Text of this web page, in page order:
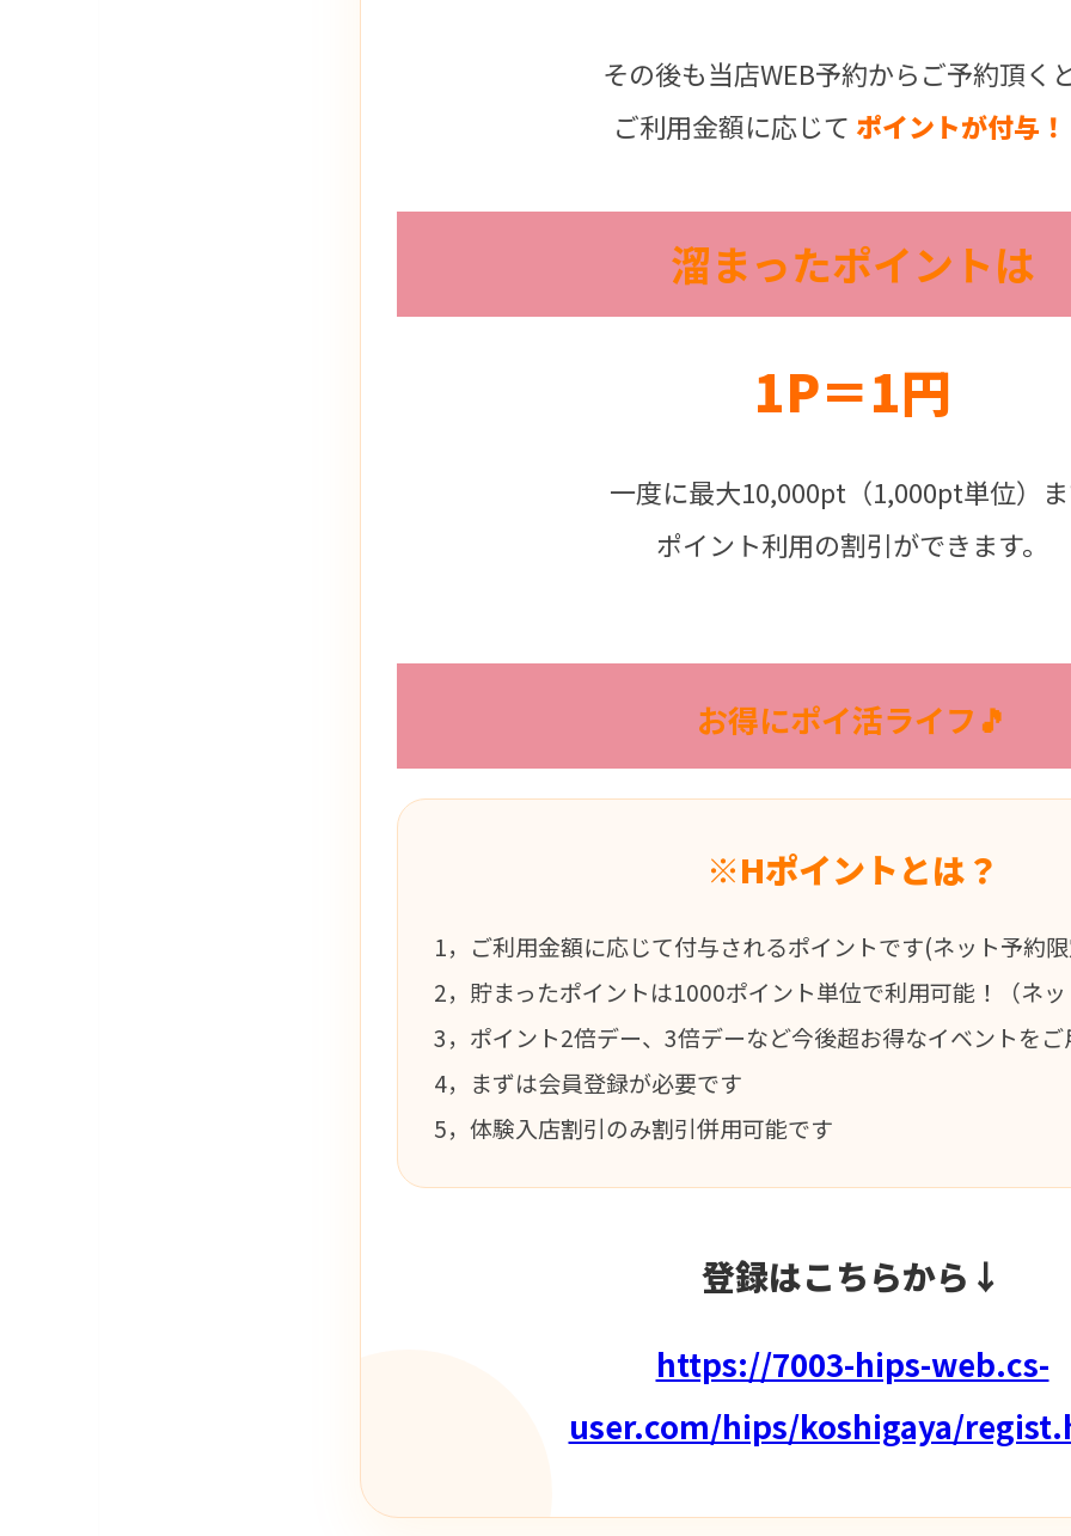
その後も当店WEB予約からご予約頂く
ご利用金額に応じて ポイントが付与
溜まったポイントは
1P＝1円
一度に最大10,000pt（1,000pt単位）
ポイント利用の割引ができます。
お得にポイ活ライフ🎵
※Hポイントとは？
1，ご利用金額に応じて付与されるポイントです(ネット予約
2，貯まったポイントは1000ポイント単位で利用可能！（ネ
3，ポイント2倍デー、3倍デーなど今後超お得なイベントを
4，まずは会員登録が必要です
5，体験入店割引のみ割引併用可能です
登録はこちらから↓
https://7003-hips-web.cs-
user.com/hips/koshigaya/